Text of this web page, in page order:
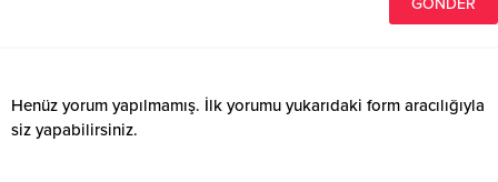
Henüz yorum yapılmamış. İlk yorumu yukarıdaki form aracılığıyla
siz yapabilirsiniz.